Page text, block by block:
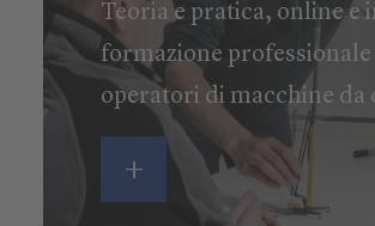
Teoria e pratica, online e
formazione
operatori di macchine da